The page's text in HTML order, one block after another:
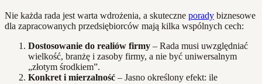
Nie każda rada jest warta wdrożenia, a skuteczne porady biznesowe
dla zapracowanych przedsiębiorców mają kilka wspólnych cech:
Dostosowanie do realiów firmy – Rada musi uwzględniać
wielkość, branżę i zasoby firmy, a nie być uniwersalnym
„złotym środkiem”.
Konkret i mierzalność – Jasno określony efekt: ile